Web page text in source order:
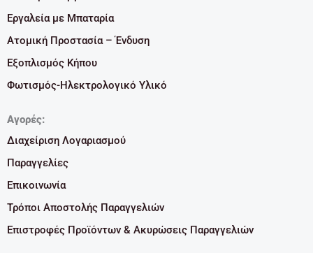
Εργαλεία με Μπαταρία
Ατομική Προστασία – Ένδυση
Εξοπλισμός Κήπου
Φωτισμός-Ηλεκτρολογικό Υλικό
Αγορές:
Διαχείριση Λογαριασμού
Παραγγελίες
Επικοινωνία
Τρόποι Αποστολής Παραγγελιών
Επιστροφές Προϊόντων & Ακυρώσεις Παραγγελιών